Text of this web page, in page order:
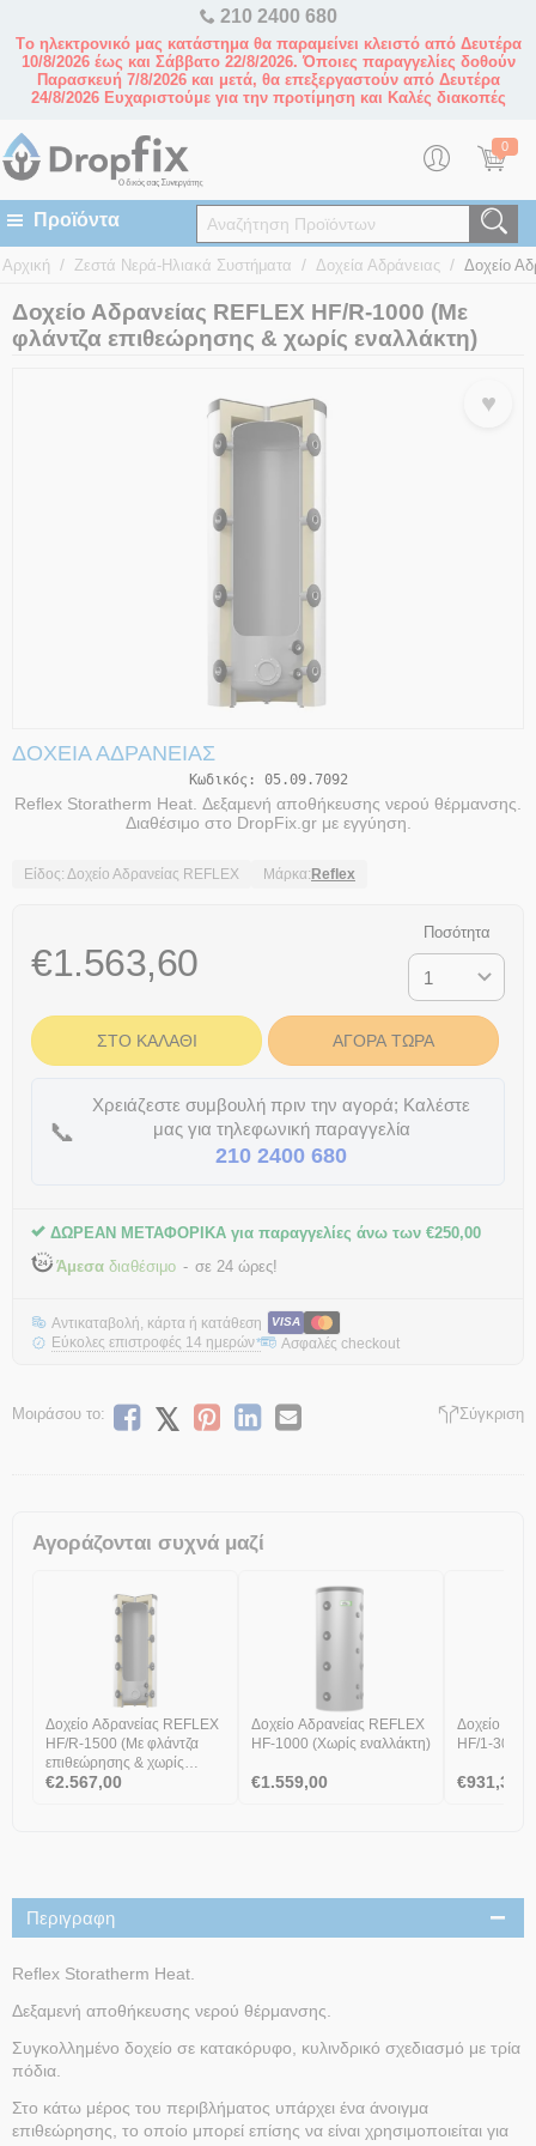
210 2400 680
Tο ηλεκτρονικό μας κατάστημα θα παραμείνει κλειστό από Δευτέρα
10/8/2026 έως και Σάββατο 22/8/2026. Όποιες παραγγελίες δοθούν
Παρασκευή 7/8/2026 και μετά, θα επεξεργαστούν από Δευτέρα
24/8/2026 Ευχαριστούμε για την προτίμηση και Καλές διακοπές
0
Αρχική / Ζεστά Νερά-Ηλιακά Συστήματα / Δοχεία Αδράνειας / Δοχείο
Δοχείο Αδρανείας REFLEX HF/R-1000 (Με
φλάντζα επιθεώρησης & χωρίς εναλλάκτη)
♥
ΔΟΧΕΊΑ ΑΔΡΆΝΕΙΑΣ
Κωδικός: 05.09.7092
Reflex Storatherm Heat. Δεξαμενή αποθήκευσης νερού θέρμανσης.
Διαθέσιμο στο DropFix.gr με εγγύηση.
Είδος: Δοχείο Αδρανείας REFLEX Μάρκα: Reflex
€1.563,60
Ποσότητα
ΣΤΟ ΚΑΛΆΘΙ ΑΓΟΡΆ ΤΏΡΑ
📞
Χρειάζεστε συμβουλή πριν την αγορά; Καλέστε
μας για τηλεφωνική παραγγελία
210 2400 680
ΔΩΡΕΑΝ ΜΕΤΑΦΟΡΙΚΑ για παραγγελίες άνω των €250,00
Άμεσα διαθέσιμο σε 24 ώρες!
Αντικαταβολή, κάρτα ή κατάθεση VISA
Εύκολες επιστροφές 14 ημερών* Ασφαλές checkout
Μοιράσου το: Σύγκριση
Αγοράζονται συχνά μαζί
Δοχείο Αδρανείας REFLEX
HF/R-1500 (Με φλάντζα
επιθεώρησης & χωρίς
εναλλάκτη)
€2.567,00
Δοχείο Αδρανείας REFLEX
HF-1000 (Χωρίς εναλλάκτη)
€1.559,00
Δοχείο
HF/1-300
€931,30
Περιγραφη
Reflex Storatherm Heat.
Δεξαμενή αποθήκευσης νερού θέρμανσης.
Συγκολλημένο δοχείο σε κατακόρυφο, κυλινδρικό σχεδιασμό με τρία
πόδια.
Στο κάτω μέρος του περιβλήματος υπάρχει ένα άνοιγμα
επιθεώρησης, το οποίο μπορεί επίσης να είναι χρησιμοποιείται για